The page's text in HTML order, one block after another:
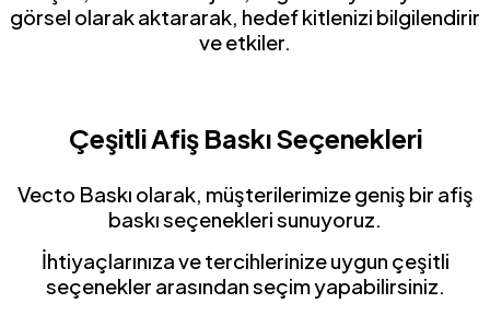
görsel olarak aktararak, hedef kitlenizi bilgilendirir
ve etkiler.
Çeşitli Afiş Baskı Seçenekleri
Vecto Baskı olarak, müşterilerimize geniş bir afiş
baskı seçenekleri sunuyoruz.
İhtiyaçlarınıza ve tercihlerinize uygun çeşitli
seçenekler arasından seçim yapabilirsiniz.